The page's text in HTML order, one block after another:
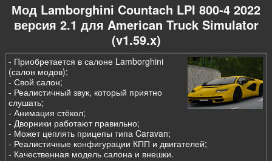
Мод Lamborghini Countach LPI 800-4 2022
версия 2.1 для American Truck Simulator
(v1.59.x)
- Приобретается в салоне Lamborghini
(салон модов);
- Свой салон;
- Реалистичный звук, который приятно
слушать;
- Анимация стёкол;
- Дворники работают правильно;
- Может цеплять прицепы типа Caravan;
- Реалистичные конфигурации КПП и двигателей;
- Качественная модель салона и внешки.